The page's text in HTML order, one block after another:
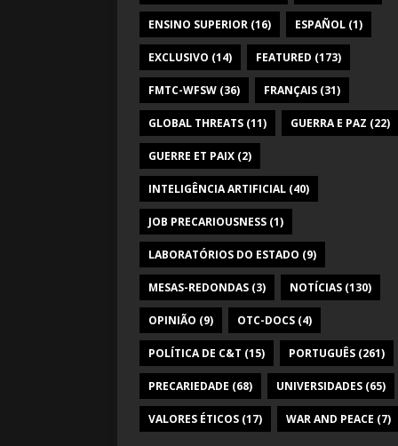
ENSINO SUPERIOR (16) ESPAÑOL (1)
EXCLUSIVO (14) FEATURED (173)
FMTC-WFSW (36) FRANÇAIS (31)
GLOBAL THREATS (11) GUERRA E PAZ (22)
GUERRE ET PAIX (2)
INTELIGÊNCIA ARTIFICIAL (40)
JOB PRECARIOUSNESS (1)
LABORATÓRIOS DO ESTADO (9)
MESAS-REDONDAS (3) NOTÍCIAS (130)
OPINIÃO (9) OTC-DOCS (4)
POLÍTICA DE C&T (15) PORTUGUÊS (261)
PRECARIEDADE (68) UNIVERSIDADES (65)
VALORES ÉTICOS (17) WAR AND PEACE (7)